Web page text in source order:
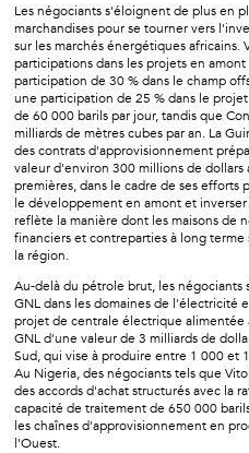
Les négociants s'éloignent de plus en
marchandises pour se tourner vers
sur les marchés énergétiques africains.
participations dans les projets en
participation de 30 % dans le champ
une participation de 25 % dans le
de 60 000 barils par jour, tandis que
milliards de mètres cubes par an. La
des contrats d'approvisionnement
valeur d'environ 300 millions de
premières, dans le cadre de ses
le développement en amont et
reflète la manière dont les maisons de
financiers et contreparties à long terme
la région.
Au-delà du pétrole brut, les négociants
GNL dans les domaines de l'électricité
projet de centrale électrique
GNL d'une valeur de 3 milliards de
Sud, qui vise à produire entre 1 000 et
Au Nigeria, des négociants tels que
des accords d'achat structurés avec la
capacité de traitement de 650 000
les chaînes d'approvisionnement en
l'Ouest.